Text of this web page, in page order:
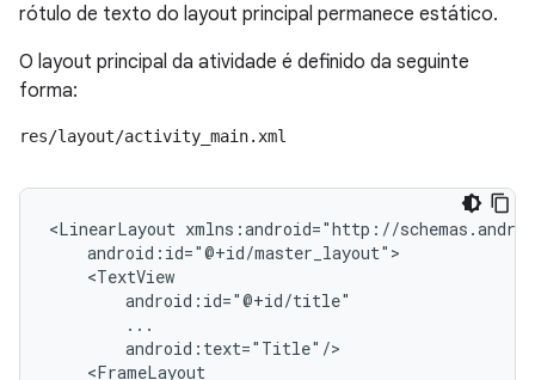
rótulo de texto do layout principal permanece estático.
O layout principal da atividade é definido da seguinte
forma:
res/layout/activity_main.xml
<LinearLayout